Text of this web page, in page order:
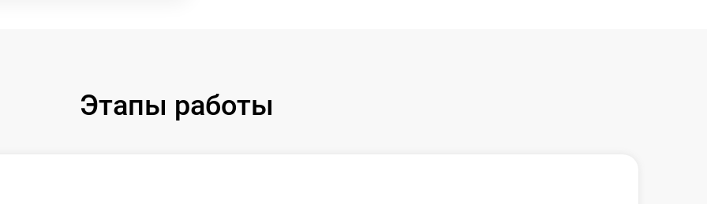
от 60 мин
Этапы работы